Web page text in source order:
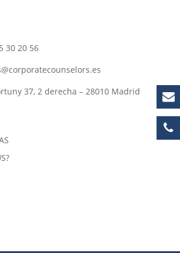
30 20 56
37, 2 derecha – 28010 Madrid